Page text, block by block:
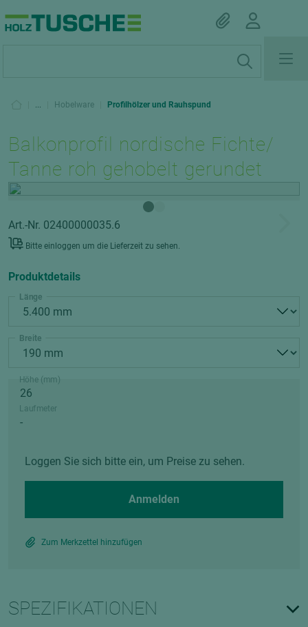
... Hobelware Profilhölzer und Rauhspund
Balkonprofil nordische Fichte/
Tanne roh gehobelt gerundet
Art.-Nr. 02400000035.6
Bitte einloggen um die Lieferzeit zu sehen.
Produktdetails
Länge
Breite
Höhe (mm)
Laufmeter
Loggen Sie sich bitte ein, um Preise zu sehen.
Anmelden
Zum Merkzettel hinzufügen
SPEZIFIKATIONEN